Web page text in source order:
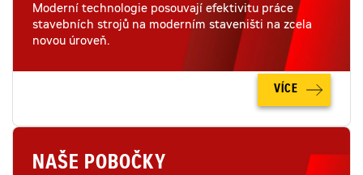
Moderní technologie posouvají efektivitu práce
stavebních strojů na moderním staveništi na zcela
novou úroveň.
VÍCE
NAŠE POBOČKY